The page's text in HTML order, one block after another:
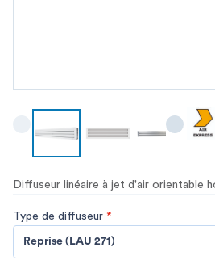
Diffuseur linéaire à jet d'air orientable
Type de diffuseur *
Reprise (LAU 271)